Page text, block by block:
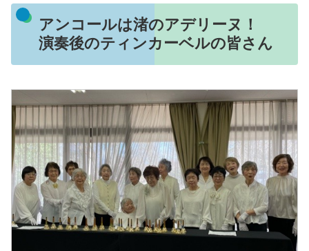
アンコールは渚のアデリーヌ！
演奏後のティンカーベルの皆さん